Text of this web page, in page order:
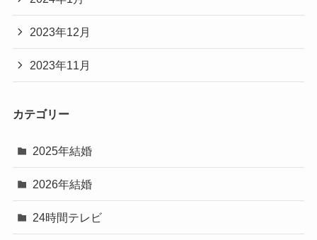
2023年12月
2023年11月
カテゴリー
2025年結婚
2026年結婚
24時間テレビ